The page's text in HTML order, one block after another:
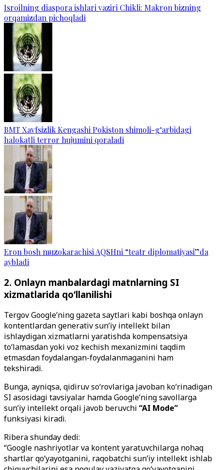
Isroilning diaspora ishlari vaziri Chikli: Makron bizning
orqamizdan pichoqladi
BMT Xavfsizlik Kengashi Pokiston shimoli-g‘arbidagi
halokatli terror hujumini qoraladi
Eron bosh muzokarachisi AQSHni “teatr diplomatiyasi”da
aybladi
2. Onlayn manbalardagi matnlarning SI
xizmatlarida qo‘llanilishi
Tergov Google’ning gazeta saytlari kabi boshqa onlayn
kontentlardan generativ sun’iy intellekt bilan
ishlaydigan xizmatlarni yaratishda kompensatsiya
to‘lamasdan yoki voz kechish mexanizmini taqdim
etmasdan foydalangan-foydalanmaganini ham
tekshiradi.
Bunga, ayniqsa, qidiruv so‘rovlariga javoban ko‘rinadigan
SI asosidagi tavsiyalar hamda Google’ning savollarga
sun’iy intellekt orqali javob beruvchi “AI Mode”
funksiyasi kiradi.
Ribera shunday dedi:
“Google nashriyotlar va kontent yaratuvchilarga nohaq
shartlar qo‘yayotganini, raqobatchi sun’iy intellekt ishlab